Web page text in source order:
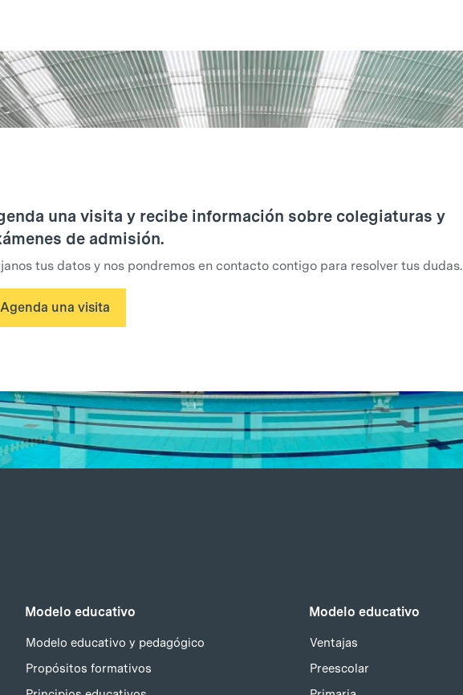
una visita y recibe información sobre colegiaturas y
de admisión.
tus datos y nos pondremos en contacto contigo para resolver tus dudas.
Agenda una visita
Modelo educativo
Modelo educativo y pedagógico
Propósitos formativos
Modelo educativo
Ventajas
Preescolar